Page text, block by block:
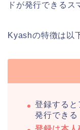
ドが発行できるス
Kyashの特徴は以
登録すると
発行できる